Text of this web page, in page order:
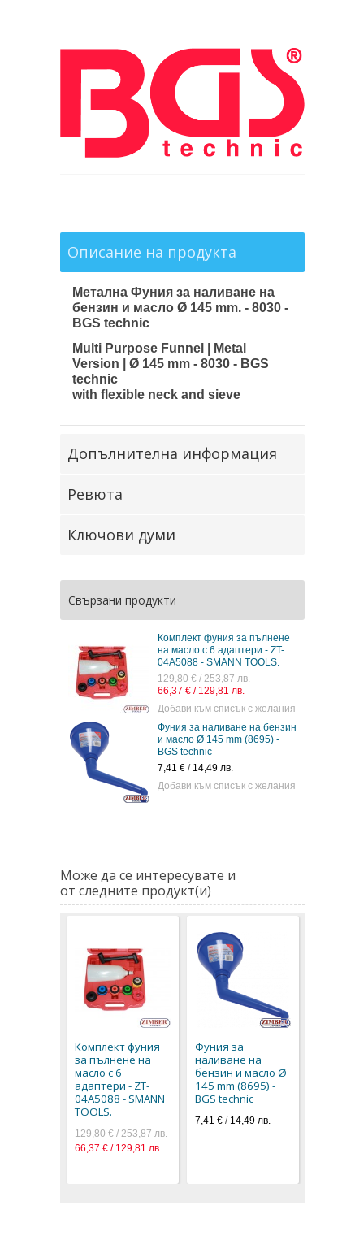
Описание на продукта
Mетална Фуния за наливане на
бензин и масло Ø 145 mm. - 8030 -
BGS technic
Multi Purpose Funnel | Metal
Version | Ø 145 mm - 8030 - BGS
technic
with flexible neck and sieve
Допълнителна информация
Ревюта
Ключови думи
Свързани продукти
Комплект фуния за пълнене
на масло с 6 адаптери - ZT-
04A5088 - SMANN TOOLS.
129,80 € / 253,87 лв.
66,37 € / 129,81 лв.
Добави към списък с желания
Фуния за наливане на бензин
и масло Ø 145 mm (8695) -
BGS technic
7,41 €/ 14,49 лв.
Добави към списък с желания
Може да се интересувате и
от следните продукт(и)
Комплект фуния
за пълнене на
масло с 6
адаптери - ZT-
04A5088 - SMANN
TOOLS.
129,80 € / 253,87 лв.
66,37 € / 129,81 лв.
Фуния за
наливане на
бензин и масло Ø
145 mm (8695) -
BGS technic
7,41 €/ 14,49 лв.